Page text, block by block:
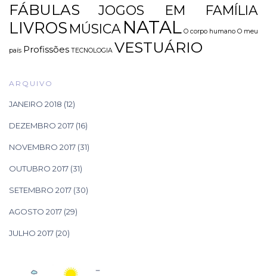
FÁBULAS JOGOS EM FAMÍLIA
LIVROS MÚSICA NATAL O corpo humano O meu
país Profissões TECNOLOGIA VESTUÁRIO
ARQUIVO
JANEIRO 2018 (12)
DEZEMBRO 2017 (16)
NOVEMBRO 2017 (31)
OUTUBRO 2017 (31)
SETEMBRO 2017 (30)
AGOSTO 2017 (29)
JULHO 2017 (20)